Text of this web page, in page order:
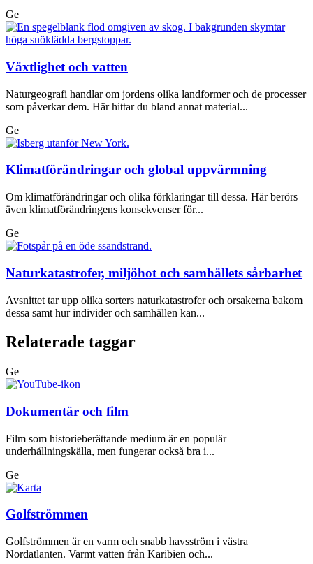
Ge
Växtlighet och vatten
Naturgeografi handlar om jordens olika landformer och de processer
som påverkar dem. Här hittar du bland annat material...
Ge
Klimatförändringar och global uppvärmning
Om klimatförändringar och olika förklaringar till dessa. Här berörs
även klimatförändringens konsekvenser för...
Ge
Naturkatastrofer, miljöhot och samhällets sårbarhet
Avsnittet tar upp olika sorters naturkatastrofer och orsakerna bakom
dessa samt hur individer och samhällen kan...
Relaterade taggar
Ge
Dokumentär och film
Film som historieberättande medium är en populär
underhållningskälla, men fungerar också bra i...
Ge
Golfströmmen
Golfströmmen är en varm och snabb havsström i västra
Nordatlanten. Varmt vatten från Karibien och...